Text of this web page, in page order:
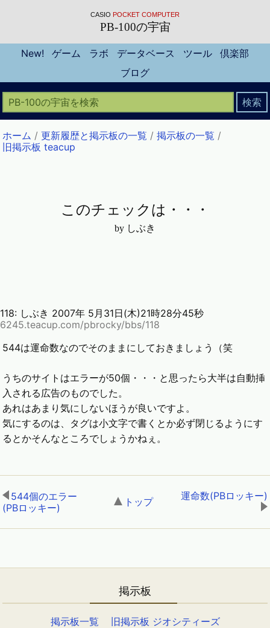
CASIO POCKET COMPUTER
PB-100の宇宙
New! ゲーム ラボ データベース ツール
倶楽部
ブログ
ホーム /更新履歴と掲示板の一覧 /掲示板の一覧 /
旧掲示板 teacup
このチェックは・・・
by しぶき
118: しぶき 2007年 5月31日(木)21時28分45秒
6245.teacup.com/pbrocky/bbs/118
544は運命数なのでそのままにしておきましょう（笑
うちのサイトはエラーが50個・・・と思ったら大半は自動挿
入される広告のものでした。
あれはあまり気にしないほうが良いですよ。
気にするのは、タグは小文字で書くとか必ず閉じるようにす
るとかそんなところでしょうかねぇ。
544個のエラー
(PBロッキー)
トップ, 運命数(PBロッキー)
掲示板
掲示板一覧 旧掲示板 ジオシティーズ